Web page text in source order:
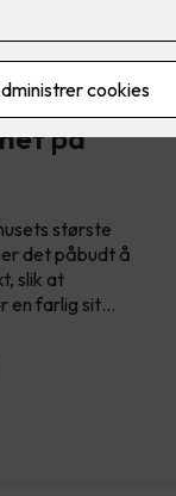
-
på
største
det påbudt å
slik at
en farlig sit…
Slik
Brannsikring